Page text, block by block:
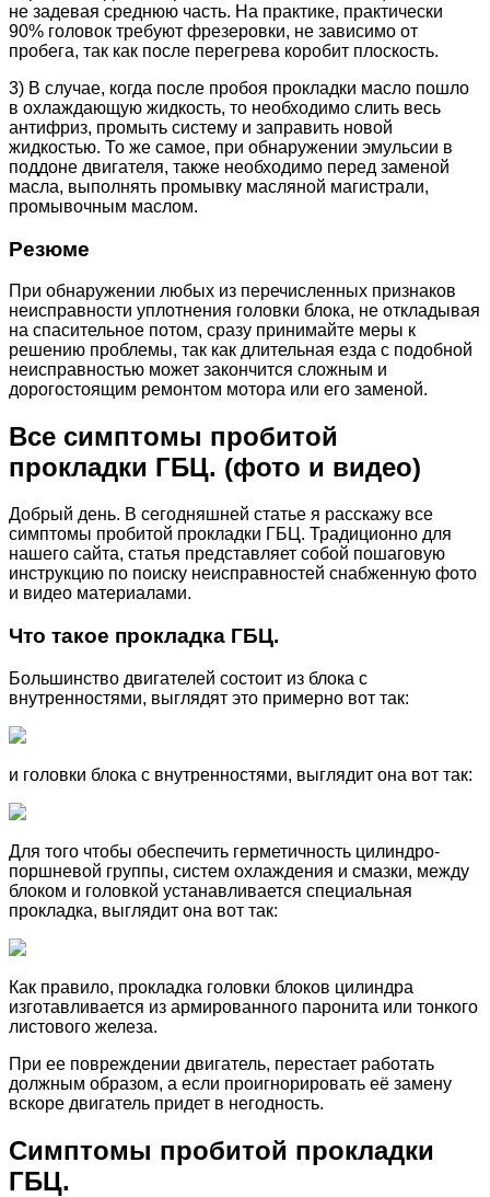
не задевая среднюю часть. На практике, практически
90% головок требуют фрезеровки, не зависимо от
пробега, так как после перегрева коробит плоскость.
3) В случае, когда после пробоя прокладки масло пошло
в охлаждающую жидкость, то необходимо слить весь
антифриз, промыть систему и заправить новой
жидкостью. То же самое, при обнаружении эмульсии в
поддоне двигателя, также необходимо перед заменой
масла, выполнять промывку масляной магистрали,
промывочным маслом.
Резюме
При обнаружении любых из перечисленных признаков
неисправности уплотнения головки блока, не откладывая
на спасительное потом, сразу принимайте меры к
решению проблемы, так как длительная езда с подобной
неисправностью может закончится сложным и
дорогостоящим ремонтом мотора или его заменой.
Все симптомы пробитой
прокладки ГБЦ. (фото и видео)
Добрый день. В сегодняшней статье я расскажу все
симптомы пробитой прокладки ГБЦ. Традиционно для
нашего сайта, статья представляет собой пошаговую
инструкцию по поиску неисправностей снабженную фото
и видео материалами.
Что такое прокладка ГБЦ.
Большинство двигателей состоит из блока с
внутренностями, выглядят это примерно вот так:
и головки блока с внутренностями, выглядит она вот так:
Для того чтобы обеспечить герметичность цилиндро-
поршневой группы, систем охлаждения и смазки, между
блоком и головкой устанавливается специальная
прокладка, выглядит она вот так:
Как правило, прокладка головки блоков цилиндра
изготавливается из армированного паронита или тонкого
листового железа.
При ее повреждении двигатель, перестает работать
должным образом, а если проигнорировать её замену
вскоре двигатель придет в негодность.
Симптомы пробитой прокладки
ГБЦ.